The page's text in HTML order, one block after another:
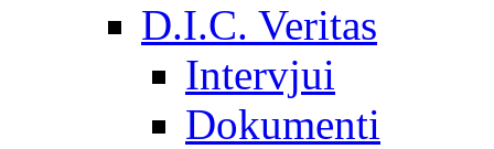
D.I.C. Veritas
Intervjui
Dokumenti